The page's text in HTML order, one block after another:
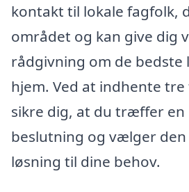
kontakt til lokale fagfolk,
området og kan give dig
rådgivning om de
hjem. Ved at indhente
sikre dig, at du træffer
beslutning og vælger
løsning til dine behov.